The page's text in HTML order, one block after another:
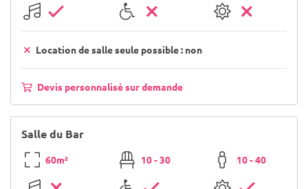
Location de salle seule possible : non
Devis personnalisé sur demande
Salle du Bar
60m² 10 - 30 10 - 40